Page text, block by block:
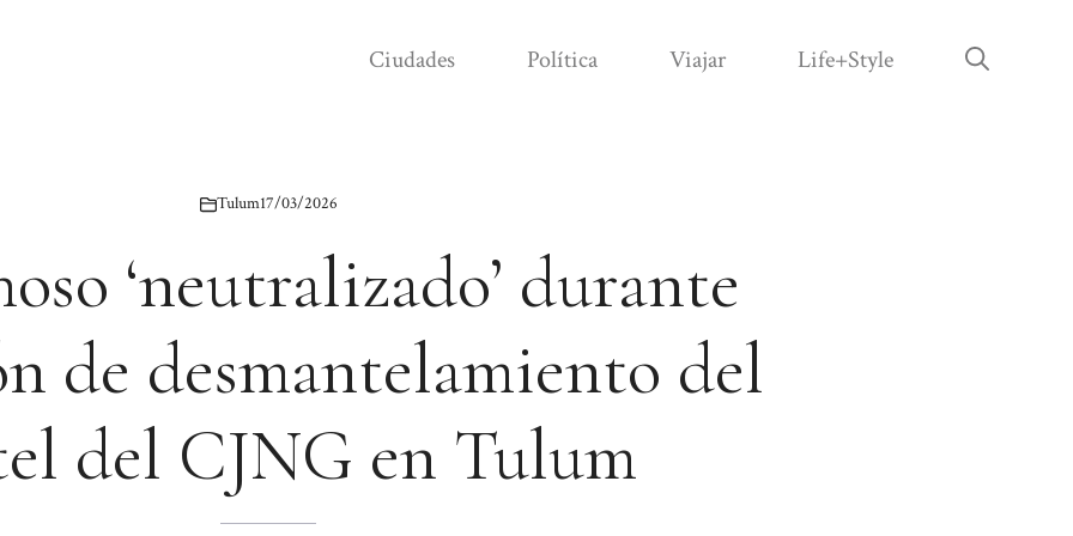
Ciudades Política Viajar Life+Style
Tulum17/03/2026
‘neutralizado’ durante
de desmantelamiento del
del CJNG en Tulum